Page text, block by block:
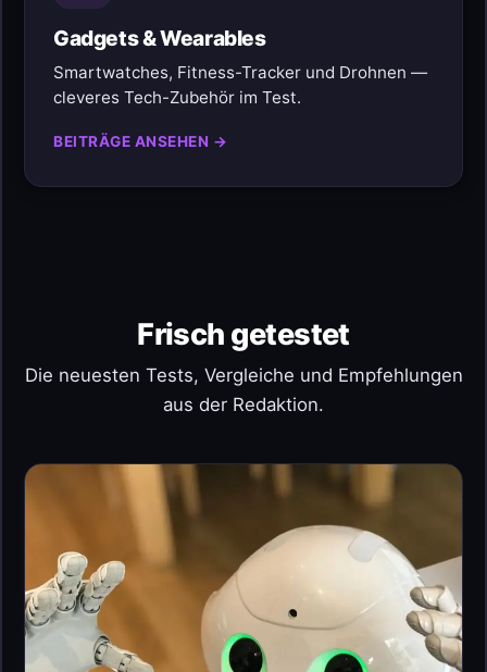
Gadgets & Wearables
Smartwatches, Fitness-Tracker und Drohnen —
cleveres Tech-Zubehör im Test.
BEITRÄGE ANSEHEN →
Frisch getestet
Die neuesten Tests, Vergleiche und Empfehlungen
aus der Redaktion.